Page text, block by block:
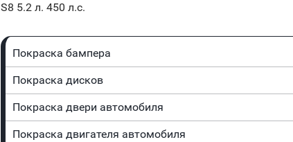
S8 5.2 л. 450 л.с.
Покраска бампера
Покраска дисков
Покраска двери автомобиля
Покраска двигателя автомобиля